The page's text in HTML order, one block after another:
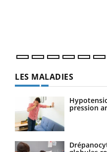
LES MALADIES
pression